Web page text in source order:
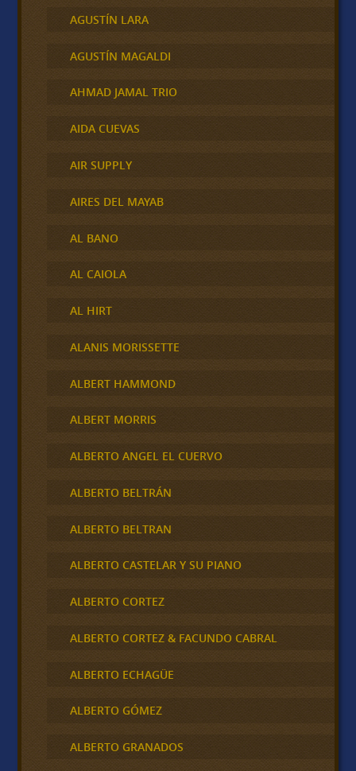
AGUSTÍN LARA
AGUSTÍN MAGALDI
AHMAD JAMAL TRIO
AIDA CUEVAS
AIR SUPPLY
AIRES DEL MAYAB
AL BANO
AL CAIOLA
AL HIRT
ALANIS MORISSETTE
ALBERT HAMMOND
ALBERT MORRIS
ALBERTO ANGEL EL CUERVO
ALBERTO BELTRÁN
ALBERTO BELTRAN
ALBERTO CASTELAR Y SU PIANO
ALBERTO CORTEZ
ALBERTO CORTEZ & FACUNDO CABRAL
ALBERTO ECHAGÜE
ALBERTO GÓMEZ
ALBERTO GRANADOS